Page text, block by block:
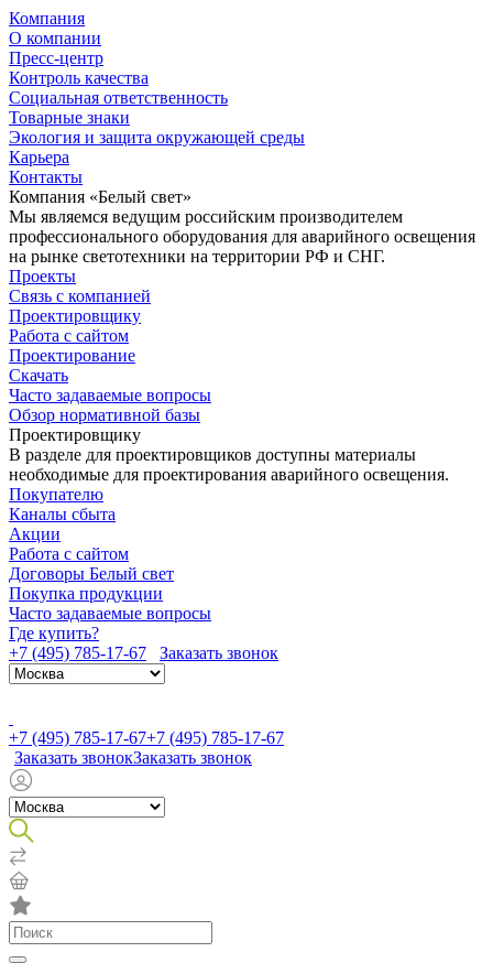
Компания
О компании
Пресс-центр
Контроль качества
Социальная ответственность
Товарные знаки
Экология и защита окружающей среды
Карьера
Контакты
Компания «Белый свет»
Мы являемся ведущим российским производителем
профессионального оборудования для аварийного освещения
на рынке светотехники на территории РФ и СНГ.
Проекты
Связь с компанией
Проектировщику
Работа с сайтом
Проектирование
Скачать
Часто задаваемые вопросы
Обзор нормативной базы
Проектировщику
В разделе для проектировщиков доступны материалы
необходимые для проектирования аварийного освещения.
Покупателю
Каналы сбыта
Акции
Работа с сайтом
Договоры Белый свет
Покупка продукции
Часто задаваемые вопросы
Где купить?
+7 (495) 785-17-67
Заказать звонок
+7 (495) 785-17-67+7 (495) 785-17-67
Заказать звонокЗаказать звонок